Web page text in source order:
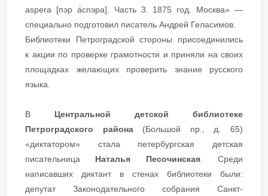
aspera [пэр а́спэра]. Часть 3. 1875 год. Москва» —
специально подготовил писатель Андрей Геласимов.
Библиотеки Петроградской стороны присоединились
к акции по проверке грамотности и приняли на своих
площадках желающих проверить знание русского
языка.
В Центральной детской библиотеке
Петроградского района(Большой пр., д. 65)
«диктатором» стала петербургская детская
писательница Наталья Песочинская. Среди
написавших диктант в стенах библиотеки были:
депутат Законодательного собрания Санкт-